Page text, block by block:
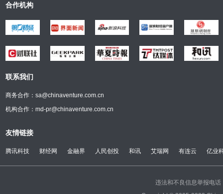
合作机构
联系我们
商务合作：sa@chinaventure.com.cn
机构合作：md-pr@chinaventure.com.cn
友情链接
腾讯科技 财经网 金融界 人民创投 和讯 艾瑞网 有连云 亿业
违法和不良信息举报电